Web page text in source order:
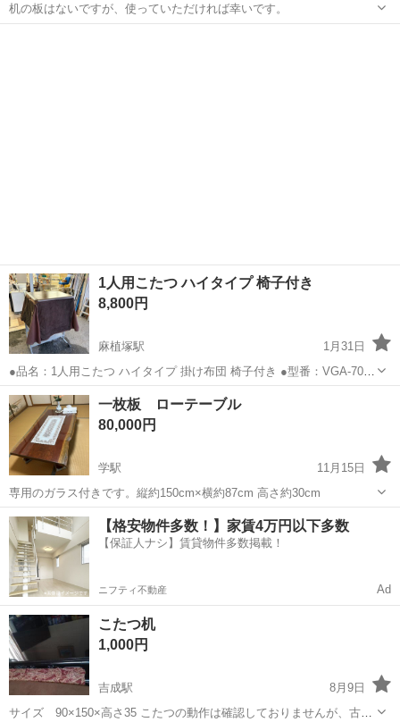
机の板はないですが、使っていただければ幸いです。
1人用こたつ ハイタイプ 椅子付き
8,800円
麻植塚駅
1月31日
●品名：1人用こたつ ハイタイプ 掛け布団 椅子付き ●型番：VGA-7058
●製造元：山善 YAMAZEN ヤマゼン ●製造年式：2018年製(ヒーターユ
ニット) ●サイズ(約)：幅700×奥580×高580mm(こたつ...
徳島 吉野川市 麻植塚駅 テーブル
一枚板 ローテーブル
80,000円
学駅
11月15日
専用のガラス付きです。縦約150cm×横約87cm 高さ約30cm
徳島 阿波市 学駅 テーブル ロー
【格安物件多数！】家賃4万円以下多数
【保証人ナシ】賃貸物件多数掲載！
ニフティ不動産 Ad
こたつ机
1,000円
吉成駅
8月9日
サイズ 90×150×高さ35 こたつの動作は確認しておりませんが、古い